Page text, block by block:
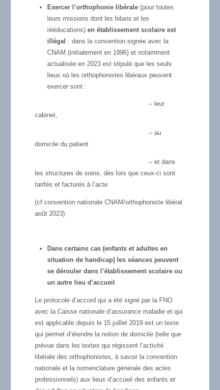
Exercer l’orthophonie libérale (pour toutes
leurs missions dont les bilans et les
rééducations)en établissement scolaire est
illégal : dans la convention signée avec la
CNAM (initialement en 1996) et notamment
actualisée en 2023 est stipulé que les seuls
lieux où les orthophonistes libéraux peuvent
exercer sont :
– leur
cabinet,
– au
domicile du patient
– et dans
les structures de soins, dès lors que ceux-ci sont
tarifés et facturés à l’acte
(cf convention nationale CNAM/orthophoniste libéral
août 2023)
Dans certains cas (enfants et adultes en
situation de handicap) les séances peuvent
se dérouler dans l’établissement scolaire ou
un autre lieu d’accueil
Le protocole d’accord qui a été signé par la FNO
avec la Caisse nationale d’assurance maladie et qui
est applicable depuis le 15 juillet 2019 est un texte
qui permet d’étendre la notion de domicile (telle que
prévue dans les textes qui régissent l’activité
libérale des orthophonistes, à savoir la convention
nationale et la nomenclature générale des actes
professionnels) aux lieux d’accueil des enfants et